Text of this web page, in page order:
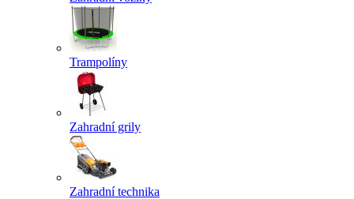
Trampolíny
Zahradní grily
Zahradní technika